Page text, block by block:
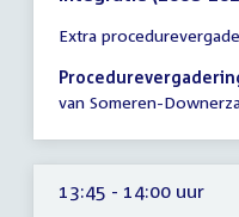
vergadering
13:45
uur
Extra
van Someren-
13:45 - 14:00 uur